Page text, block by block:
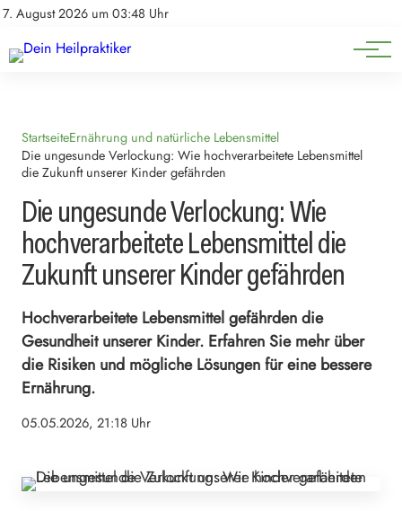
7. August 2026 um 03:48 Uhr
Impressum
Natürliche Medizin
Heilpflanzen & Kräuterkunde
StartseiteErnährung und natürliche Lebensmittel
Die ungesunde Verlockung: Wie hochverarbeitete Lebensmittel
die Zukunft unserer Kinder gefährden
Die ungesunde Verlockung: Wie
hochverarbeitete Lebensmittel die
Zukunft unserer Kinder gefährden
Hochverarbeitete Lebensmittel gefährden die
Gesundheit unserer Kinder. Erfahren Sie mehr über
die Risiken und mögliche Lösungen für eine bessere
Ernährung.
05.05.2026, 21:18 Uhr